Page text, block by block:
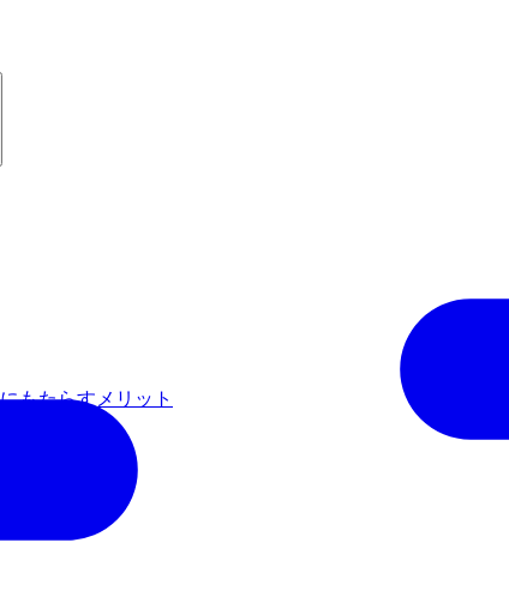
もたらすメリット